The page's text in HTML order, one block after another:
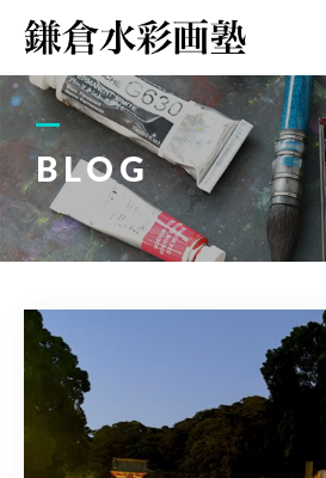
BLOG
ABOUT
画塾紹介・
アクセス
LESSON
教室案内
PROFILE
塾長紹介
BLOG
画塾ブログ